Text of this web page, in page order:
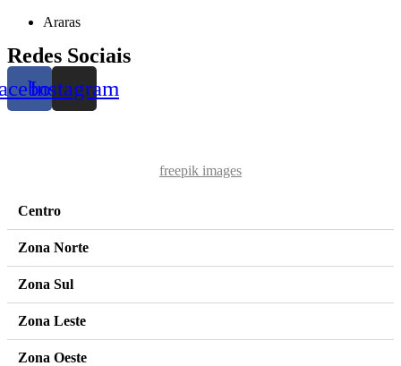
Araras
Redes Sociais
Instagram
freepik images
Centro
Zona Norte
Zona Sul
Zona Leste
Zona Oeste